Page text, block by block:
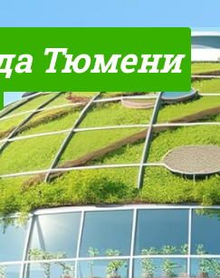
Тюмени